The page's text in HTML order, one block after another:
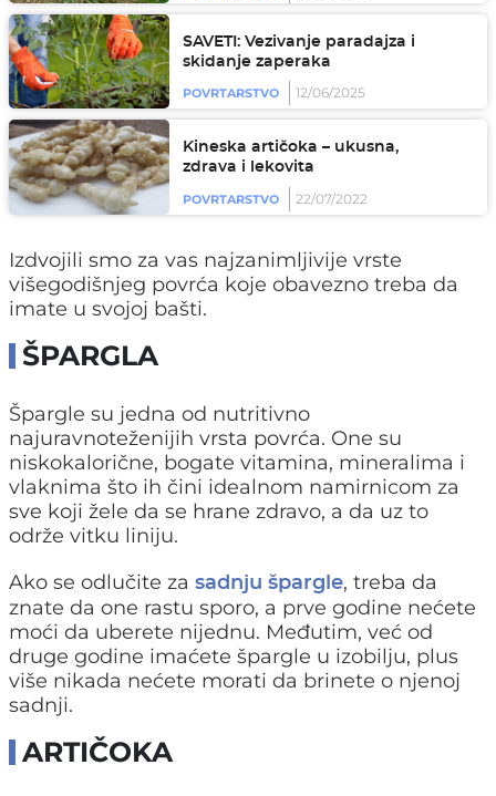
SAVETI: Vezivanje paradajza i
skidanje zaperaka
POVRTARSTVO 12/06/2025
Kineska artičoka – ukusna,
zdrava i lekovita
POVRTARSTVO 22/07/2022
Izdvojili smo za vas najzanimljivije vrste
višegodišnjeg povrća koje obavezno treba da
imate u svojoj bašti.
ŠPARGLA
Špargle su jedna od nutritivno
najuravnoteženijih vrsta povrća. One su
niskokalorične, bogate vitamina, mineralima i
vlaknima što ih čini idealnom namirnicom za
sve koji žele da se hrane zdravo, a da uz to
održe vitku liniju.
Ako se odlučite za sadnju špargle, treba da
znate da one rastu sporo, a prve godine nećete
moći da uberete nijednu. Međutim, već od
druge godine imaćete špargle u izobilju, plus
više nikada nećete morati da brinete o njenoj
sadnji.
ARTIČOKA